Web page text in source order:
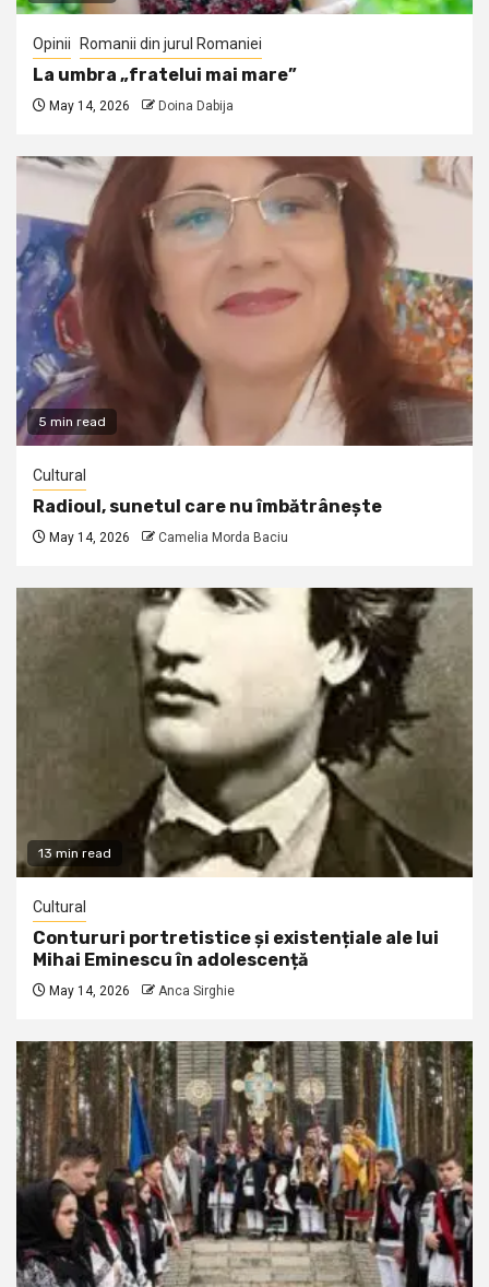
Opinii Romanii din jurul Romaniei
La umbra „fratelui mai mare”
May 14, 2026 Doina Dabija
5 min read
Cultural
Radioul, sunetul care nu îmbătrânește
May 14, 2026 Camelia Morda Baciu
13 min read
Cultural
Contururi portretistice și existențiale ale lui
Mihai Eminescu în adolescență
May 14, 2026 Anca Sirghie